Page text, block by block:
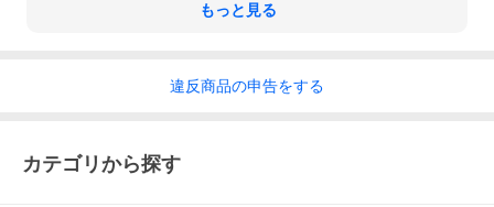
もっと見る
違反商品の申告をする
カテゴリから探す